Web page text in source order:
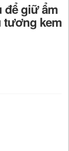
để giữ ẩm
tương kem